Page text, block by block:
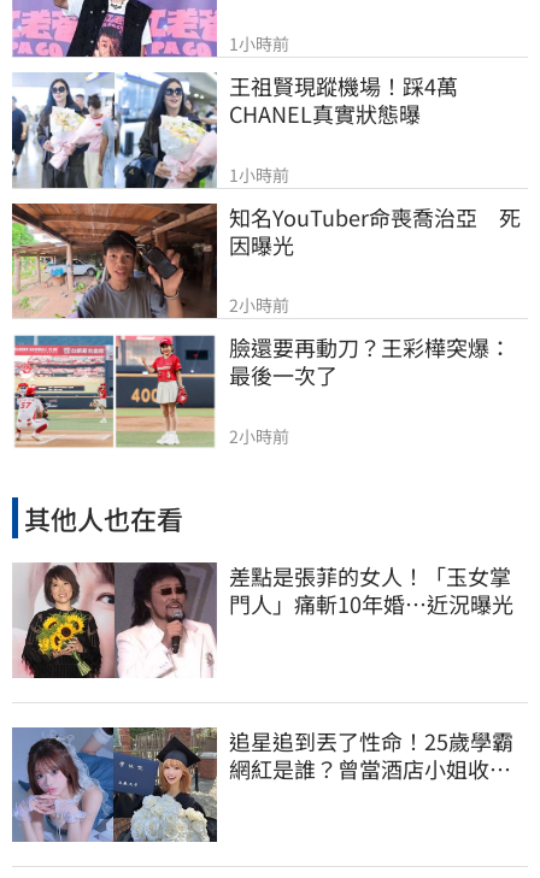
1小時前
王祖賢現蹤機場！踩4萬
CHANEL真實狀態曝
1小時前
知名YouTuber命喪喬治亞　死
因曝光
2小時前
臉還要再動刀？王彩樺突爆：
最後一次了
2小時前
其他人也在看
差點是張菲的女人！「玉女掌
門人」痛斬10年婚…近況曝光
追星追到丟了性命！25歲學霸
網紅是誰？曾當酒店小姐收入